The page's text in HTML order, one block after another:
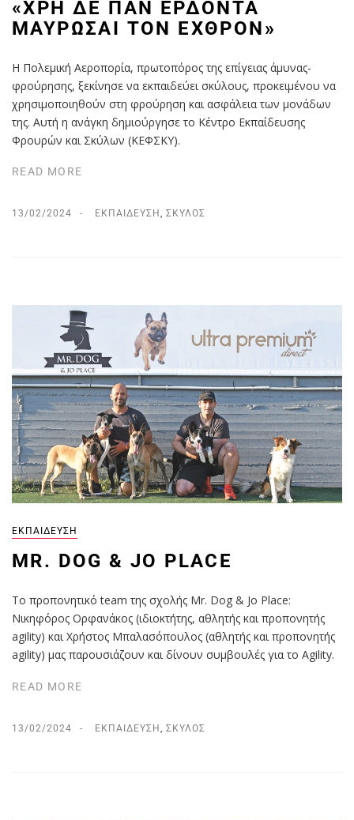
«ΧΡΉ ΔΕ ΠΆΝ ΈΡΔΟΝΤΑ
ΜΑΥΡΏΣΑΙ ΤΟΝ ΕΧΘΡΌΝ»
Η Πολεμική Αεροπορία, πρωτοπόρος της επίγειας άμυνας-
φρούρησης, ξεκίνησε να εκπαιδεύει σκύλους, προκειμένου να
χρησιμοποιηθούν στη φρούρηση και ασφάλεια των μονάδων
της. Αυτή η ανάγκη δημιούργησε το Κέντρο Εκπαίδευσης
Φρουρών και Σκύλων (ΚΕΦΣΚΥ).
READ MORE
13/02/2024 ΕΚΠΑΊΔΕΥΣΗ , ΣΚΎΛΟΣ
ΕΚΠΑΊΔΕΥΣΗ
MR. DOG & JO PLACE
Το προπονητικό team της σχολής Mr. Dog & Jo Place:
Νικηφόρος Ορφανάκος (ιδιοκτήτης, αθλητής και προπονητής
agility) και Χρήστος Μπαλασόπουλος (αθλητής και προπονητής
agility) μας παρουσιάζουν και δίνουν συμβουλές για το Agility.
READ MORE
13/02/2024 ΕΚΠΑΊΔΕΥΣΗ ΣΚΎΛΟΣ